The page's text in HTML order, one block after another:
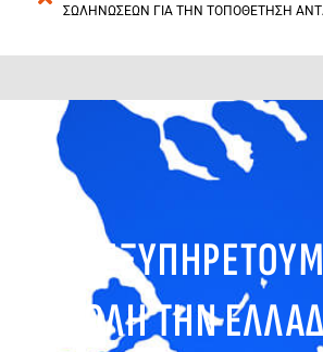
ΣΩΛΗΝΩΣΕΩΝ ΓΙΑ ΤΗΝ ΤΟΠΟΘΕΤΗΣΗ
ΟΛΗ ΤΗΝ